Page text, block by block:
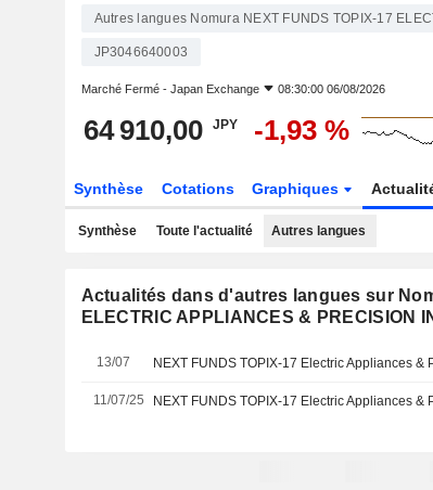
Autres langues Nomura NEXT FUNDS TOPIX-17
JP3046640003
Marché Fermé - Japan Exchange 08:30:00 06/08/2026
64 910,00 JPY -1,93 %
Synthèse Cotations Graphiques
Synthèse Toute l'actualité Autres langues
Actualités dans d'autres langues sur
ELECTRIC APPLIANCES & PRECISION
13/07
11/07/25